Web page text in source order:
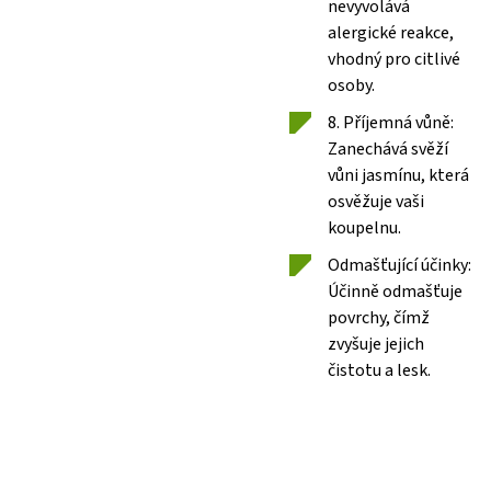
nevyvolává
alergické reakce,
vhodný pro citlivé
osoby.
8. Příjemná vůně:
Zanechává svěží
vůni jasmínu, která
osvěžuje vaši
koupelnu.
Odmašťující účinky:
Účinně odmašťuje
povrchy, čímž
zvyšuje jejich
čistotu a lesk.